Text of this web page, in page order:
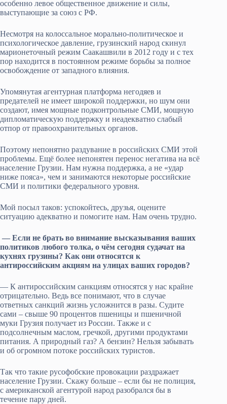
особенно левое общественное движение и силы,
выступающие за союз с РФ.
Несмотря на колоссальное морально-политическое и
психологическое давление, грузинский народ скинул
марионеточный режим Саакашвили в 2012 году и с тех
пор находится в постоянном режиме борьбы за полное
освобождение от западного влияния.
Упомянутая агентурная платформа негодяев и
предателей не имеет широкой поддержки, но шум они
создают, имея мощные подконтрольные СМИ, мощную
дипломатическую поддержку и неадекватно слабый
отпор от правоохранительных органов.
Поэтому непонятно раздувание в российских СМИ этой
проблемы. Ещё более непонятен перенос негатива на всё
население Грузии. Нам нужна поддержка, а не «удар
ниже пояса», чем и занимаются некоторые российские
СМИ и политики федерального уровня.
Мой посыл таков: успокойтесь, друзья, оцените
ситуацию адекватно и помогите нам. Нам очень трудно.
— Если не брать во внимание высказывания ваших
политиков любого толка, о чём сегодня судачат на
кухнях грузины? Как они относятся к
антироссийским акциям на улицах ваших городов?
— К антироссийским санкциям относятся у нас крайне
отрицательно. Ведь все понимают, что в случае
ответных санкций жизнь усложнится в разы. Судите
сами – свыше 90 процентов пшеницы и пшеничной
муки Грузия получает из России. Также и с
подсолнечным маслом, гречкой, другими продуктами
питания. А природный газ? А бензин? Нельзя забывать
и об огромном потоке российских туристов.
Так что такие русофобские провокации раздражает
население Грузии. Скажу больше – если бы не полиция,
с американской агентурой народ разобрался бы в
течение пару дней.